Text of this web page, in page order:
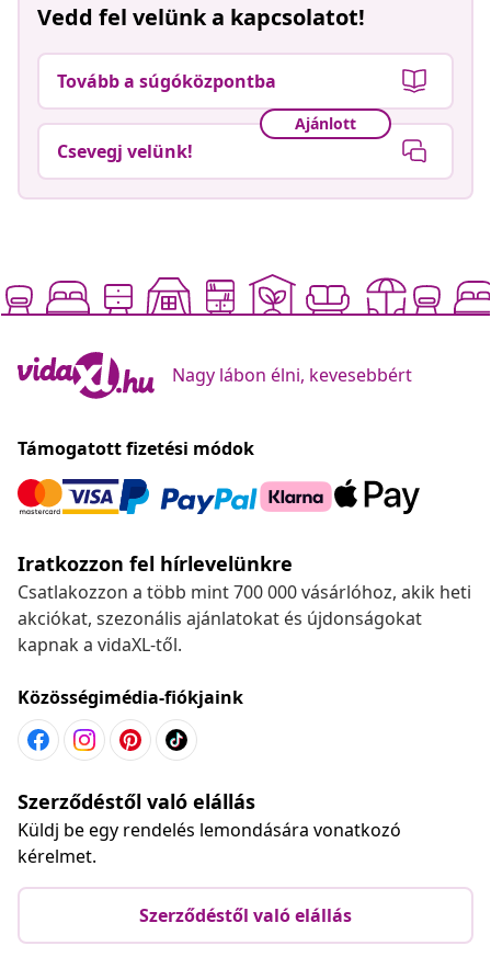
Vedd fel velünk a kapcsolatot!
Tovább a súgóközpontba
Ajánlott
Csevegj velünk!
Nagy lábon élni, kevesebbért
Támogatott fizetési módok
Iratkozzon fel hírlevelünkre
Csatlakozzon a több mint 700 000 vásárlóhoz, akik heti
akciókat, szezonális ajánlatokat és újdonságokat
kapnak a vidaXL-től.
Közösségimédia-fiókjaink
Szerződéstől való elállás
Küldj be egy rendelés lemondására vonatkozó
kérelmet.
Szerződéstől való elállás